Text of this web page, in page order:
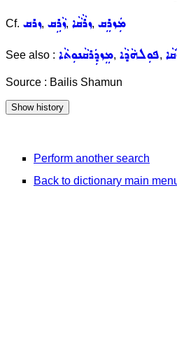
Cf. ܙܪܩ, ܙܵܪܹܩ, ܙܪܵܩܵܐ, ܡܲܙܪܸܩ
See also : ܡܸܙܕܲܪܩܵܢܘܼܬܵܐ, ܦܘܼܠܗܵܕܵܐ,
Source : Bailis Shamun
Perform another search
Back to dictionary main